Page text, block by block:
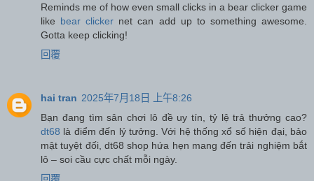
Reminds me of how even small clicks in a bear clicker game
like bear clicker net can add up to something awesome.
Gotta keep clicking!
回覆
hai tran 2025年7月18日 上午8:26
Bạn đang tìm sân chơi lô đề uy tín, tỷ lệ trả thưởng cao?
dt68 là điểm đến lý tưởng. Với hệ thống xổ số hiện đại, bảo
mật tuyệt đối, dt68 shop hứa hẹn mang đến trải nghiệm bắt
lô – soi cầu cực chất mỗi ngày.